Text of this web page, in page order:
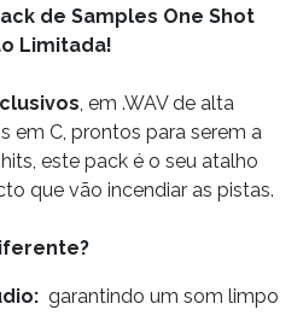
de Samples One Shot
Limitada!
, em .WAV de alta
em C, prontos para serem a
este pack é o seu atalho
que vão incendiar as pistas.
garantindo um som limpo